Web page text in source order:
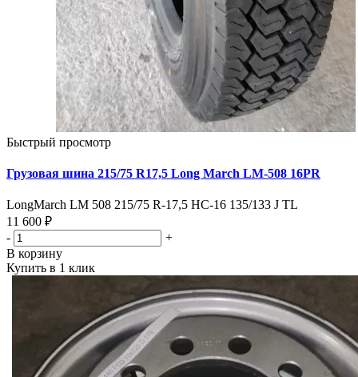
Быстрый просмотр
Грузовая шина 215/75 R17,5 Long March LM-508 16PR
LongMarch LM 508 215/75 R-17,5 HC-16 135/133 J TL
11 600 ₽
-
+
В корзину
Купить в 1 клик